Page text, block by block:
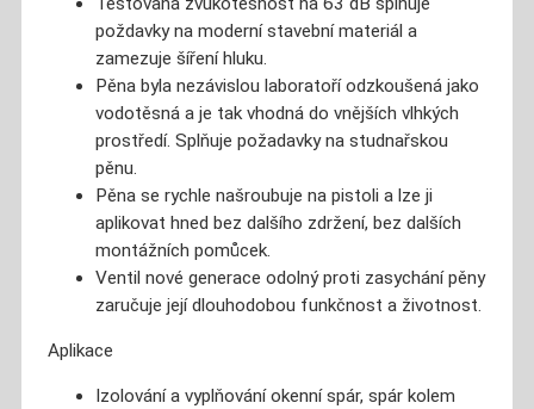
poždavky na moderní stavební materiál a
zamezuje šíření hluku.
Pěna byla nezávislou laboratoří odzkoušená jako
vodotěsná a je tak vhodná do vnějších vlhkých
prostředí. Splňuje požadavky na studnařskou
pěnu.
Pěna se rychle našroubuje na pistoli a lze ji
aplikovat hned bez dalšího zdržení, bez dalších
montážních pomůcek.
Ventil nové generace odolný proti zasychání pěny
zaručuje její dlouhodobou funkčnost a životnost.
Aplikace
Izolování a vyplňování okenní spár, spár kolem